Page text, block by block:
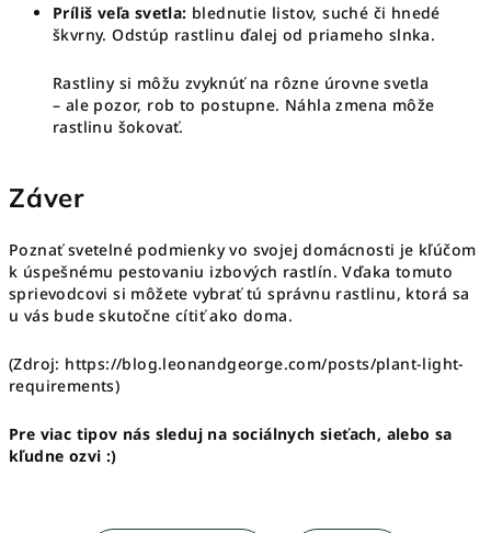
Príliš veľa svetla: blednutie listov, suché či hnedé
škvrny. Odstúp rastlinu ďalej od priameho slnka.
Rastliny si môžu zvyknúť na rôzne úrovne svetla
– ale pozor, rob to postupne. Náhla zmena môže
rastlinu šokovať.
Záver
Poznať svetelné podmienky vo svojej domácnosti je kľúčom
k úspešnému pestovaniu izbových rastlín. Vďaka tomuto
sprievodcovi si môžete vybrať tú správnu rastlinu, ktorá sa
u vás bude skutočne cítiť ako doma.
(Zdroj: https://blog.leonandgeorge.com/posts/plant-light-
requirements)
Pre viac tipov nás sleduj na sociálnych sieťach, alebo sa
kľudne ozvi :)